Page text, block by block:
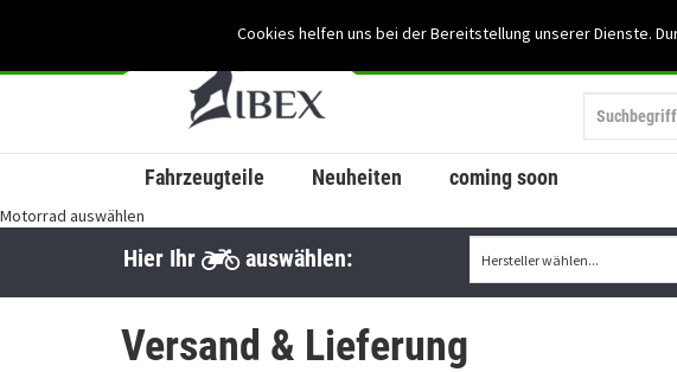
Cookies helfen uns bei der Bereitstellung unserer Dienste.
Mein
Fahrzeugteile Neuheiten coming soon
Motorrad auswählen
Hier Ihr auswählen:
Versand & Lieferung